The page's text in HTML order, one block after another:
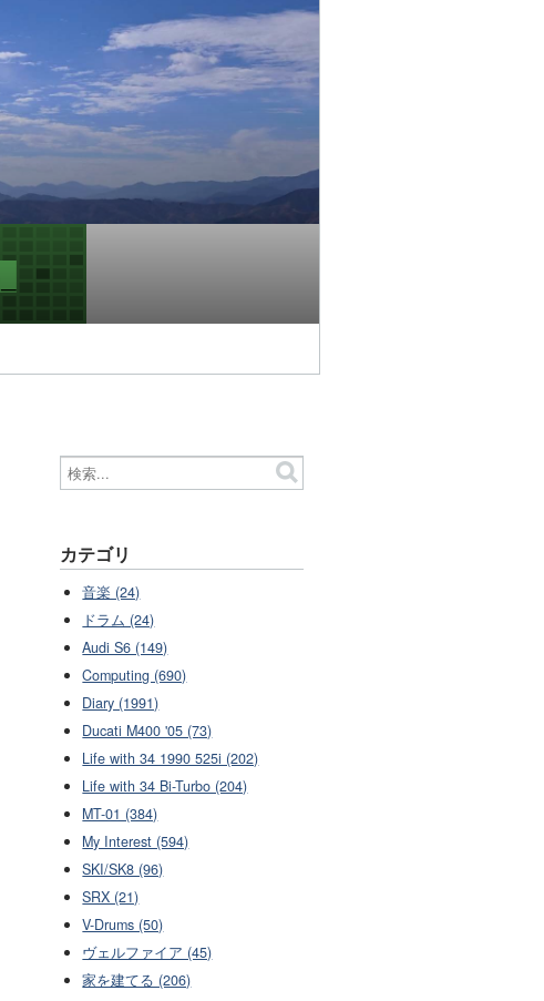
カテゴリ
音楽 (24)
ドラム (24)
Audi S6 (149)
Computing (690)
Diary (1991)
Ducati M400 '05 (73)
Life with 34 1990 525i (202)
Life with 34 Bi-Turbo (204)
MT-01 (384)
My Interest (594)
SKI/SK8 (96)
SRX (21)
V-Drums (50)
ヴェルファイア (45)
家を建てる (206)